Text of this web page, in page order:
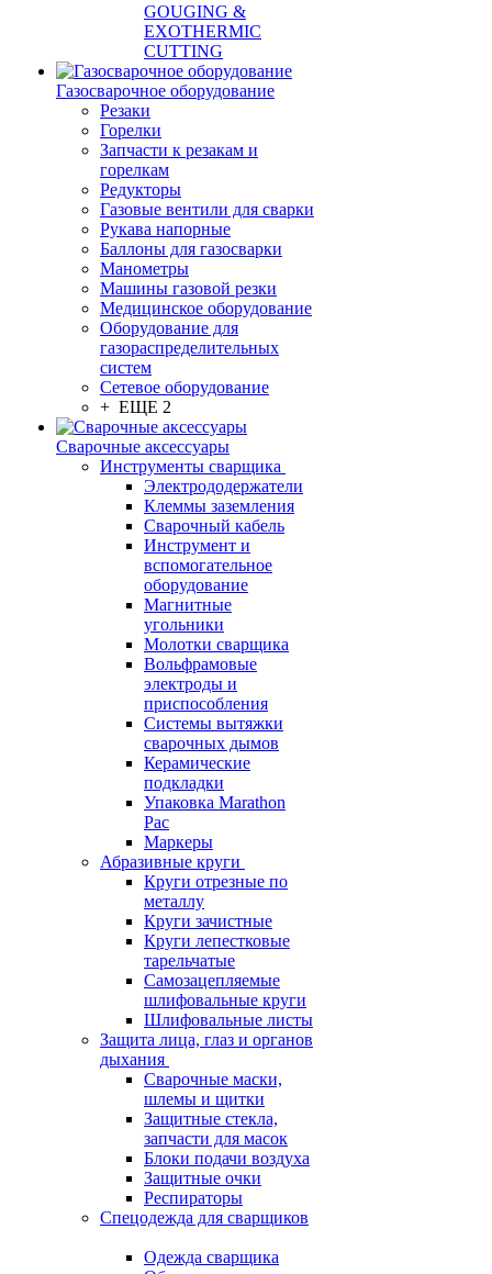
GOUGING &
EXOTHERMIC
CUTTING
Газосварочное оборудование
Резаки
Горелки
Запчасти к резакам и
горелкам
Редукторы
Газовые вентили для сварки
Рукава напорные
Баллоны для газосварки
Манометры
Машины газовой резки
Медицинское оборудование
Оборудование для
газораспределительных
систем
Сетевое оборудование
+ ЕЩЕ 2
Сварочные аксессуары
Инструменты сварщика
Электрододержатели
Клеммы заземления
Сварочный кабель
Инструмент и
вспомогательное
оборудование
Магнитные
угольники
Молотки сварщика
Вольфрамовые
электроды и
приспособления
Системы вытяжки
сварочных дымов
Керамические
подкладки
Упаковка Marathon
Pac
Маркеры
Абразивные круги
Круги отрезные по
металлу
Круги зачистные
Круги лепестковые
тарельчатые
Самозацепляемые
шлифовальные круги
Шлифовальные листы
Защита лица, глаз и органов
дыхания
Сварочные маски,
шлемы и щитки
Защитные стекла,
запчасти для масок
Блоки подачи воздуха
Защитные очки
Респираторы
Спецодежда для сварщиков
Одежда сварщика